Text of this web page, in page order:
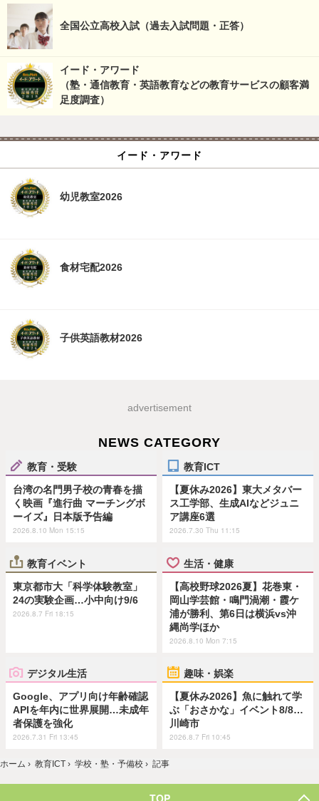
全国公立高校入試（過去入試問題・正答）
イード・アワード
（塾・通信教育・英語教育などの教育サービスの顧客満
足度調査）
イード・アワード
幼児教室2026
食材宅配2026
子供英語教材2026
advertisement
NEWS CATEGORY
教育・受験
台湾の名門男子校の青春を描
く映画『進行曲 マーチングボ
ーイズ』日本版予告編
2026.8.10 Mon 15:15
教育ICT
【夏休み2026】東大メタバー
ス工学部、生成AIなどジュニ
ア講座6選
2026.7.30 Thu 11:15
教育イベント
東京都市大「科学体験教室」
24の実験企画…小中向け9/6
2026.8.7 Fri 18:15
生活・健康
【高校野球2026夏】花巻東・
岡山学芸館・鳴門渦潮・霞ケ
浦が勝利、第6日は横浜vs沖
縄尚学ほか
2026.8.10 Mon 7:15
デジタル生活
Google、アプリ向け年齢確認
APIを年内に世界展開…未成年
者保護を強化
2026.7.31 Fri 13:45
趣味・娯楽
【夏休み2026】魚に触れて学
ぶ「おさかな」イベント8/8…
川崎市
2026.8.7 Fri 10:45
ホーム › 教育ICT › 学校・塾・予備校 › 記事